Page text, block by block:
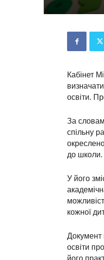
Кабінет
освіти.
За
спільну
до школи.
У його
кожної
Документ
освіти
його